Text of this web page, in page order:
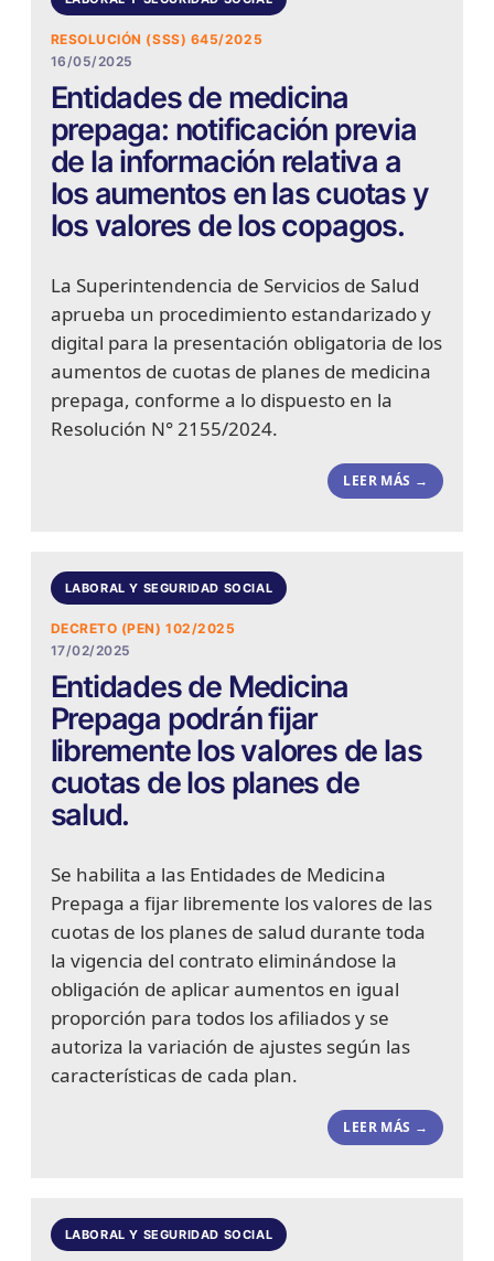
RESOLUCIÓN (SSS) 645/2025
16/05/2025
Entidades de medicina
prepaga: notificación previa
de la información relativa a
los aumentos en las cuotas y
los valores de los copagos.
La Superintendencia de Servicios de Salud
aprueba un procedimiento estandarizado y
digital para la presentación obligatoria de los
aumentos de cuotas de planes de medicina
prepaga, conforme a lo dispuesto en la
Resolución N° 2155/2024.
LEER MÁS →
LABORAL Y SEGURIDAD SOCIAL
DECRETO (PEN) 102/2025
17/02/2025
Entidades de Medicina
Prepaga podrán fijar
libremente los valores de las
cuotas de los planes de
salud.
Se habilita a las Entidades de Medicina
Prepaga a fijar libremente los valores de las
cuotas de los planes de salud durante toda
la vigencia del contrato eliminándose la
obligación de aplicar aumentos en igual
proporción para todos los afiliados y se
autoriza la variación de ajustes según las
características de cada plan.
LEER MÁS →
LABORAL Y SEGURIDAD SOCIAL